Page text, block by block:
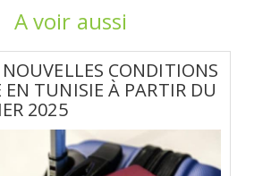
A voir aussi
NOUVELLES CONDITIONS
EN TUNISIE À PARTIR DU
2025